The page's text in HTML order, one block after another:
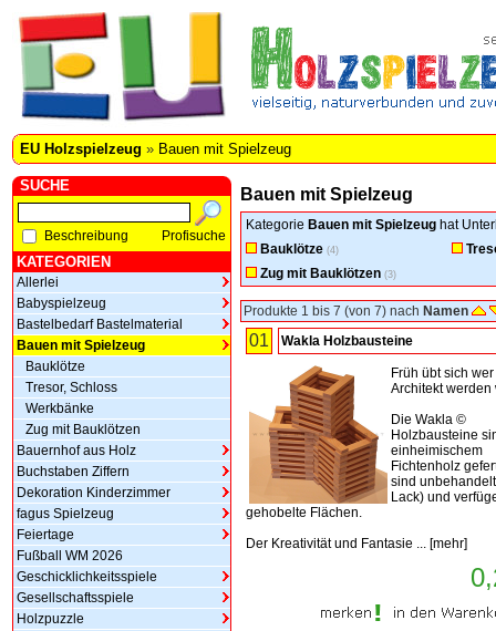
EU Holzspielzeug » Bauen mit Spielzeug
SUCHE
Beschreibung Profisuche
KATEGORIEN
Allerlei
Babyspielzeug
Bastelbedarf Bastelmaterial
Bauen mit Spielzeug
Bauklötze
Tresor, Schloss
Werkbänke
Zug mit Bauklötzen
Bauernhof aus Holz
Buchstaben Ziffern
Dekoration Kinderzimmer
fagus Spielzeug
Feiertage
Fußball WM 2026
Geschicklichkeitsspiele
Gesellschaftsspiele
Holzpuzzle
Bauen mit Spielzeug
Kategorie Bauen mit Spielzeug hat
Bauklötze (4)
Zug mit Bauklötzen (3)
Produkte 1 bis 7 (von 7) nach Namen
01 Wakla Holzbausteine
Früh übt sich
Architekt werden
Die Wakla ©
Holzbausteine
einheimischem
Fichtenholz
sind
Lack) und
gehobelte Flächen.
Der Kreativität und Fantasie ... [mehr]